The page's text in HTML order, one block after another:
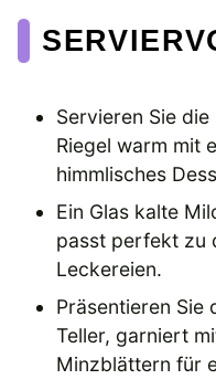
Servieren Sie
Riegel warm mit
himmlisches
Ein Glas kalte
passt perfekt zu
Leckereien.
Präsentieren Sie
Teller, garniert
Minzblättern für